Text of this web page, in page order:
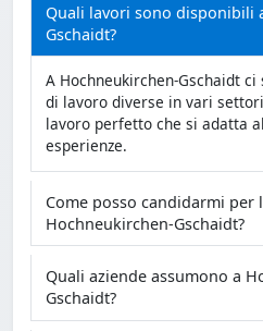
Quali lavori sono disponibili
Gschaidt?
A Hochneukirchen-Gschaidt
di lavoro diverse in vari
lavoro perfetto che si adatta
esperienze.
Come posso candidarmi per
Hochneukirchen-Gschaidt?
Quali aziende assumono a
Gschaidt?